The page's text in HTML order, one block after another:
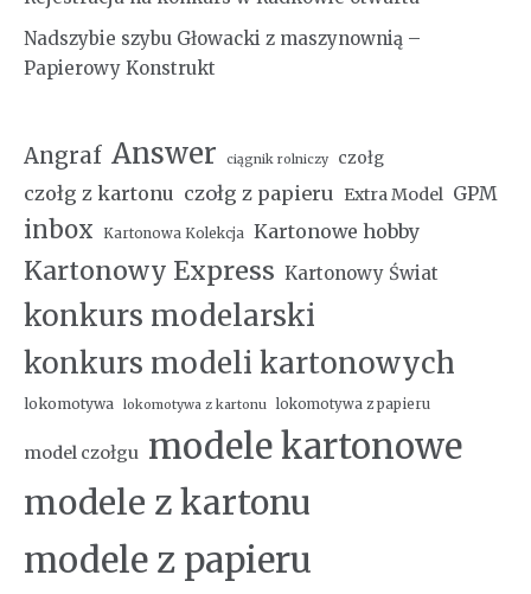
Nadszybie szybu Głowacki z maszynownią –
Papierowy Konstrukt
Angraf Answer ciągnik rolniczy czołg
czołg z kartonu czołg z papieru Extra Model GPM
inbox Kartonowa Kolekcja Kartonowe hobby
Kartonowy Express Kartonowy Świat
konkurs modelarski
konkurs modeli kartonowych
lokomotywa lokomotywa z kartonu lokomotywa z papieru
model czołgu modele kartonowe
modele z kartonu
modele z papieru